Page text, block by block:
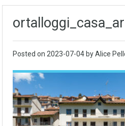
Posted on 2023-07-04 by Alice